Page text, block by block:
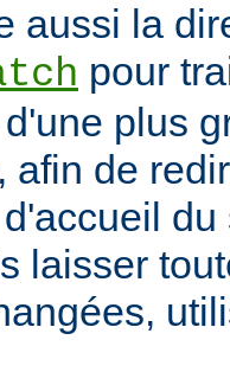
aussi la
pour
plus
afin de
laisser